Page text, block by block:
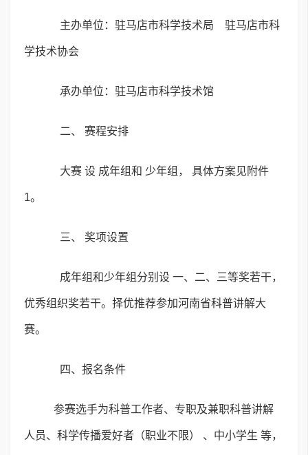
主办单位：驻马店市科学技术局 驻马店市科
学技术协会
承办单位：驻马店市科学技术馆
二、 赛程安排
大赛 设 成年组和 少年组， 具体方案见附件
1。
三、 奖项设置
成年组和少年组分别设 一、二、三等奖若干，
优秀组织奖若干。择优推荐参加河南省科普讲解大
赛。
四、报名条件
参赛选手为科普工作者、专职及兼职科普讲解
人员、科学传播爱好者（职业不限） 、中小学生 等，